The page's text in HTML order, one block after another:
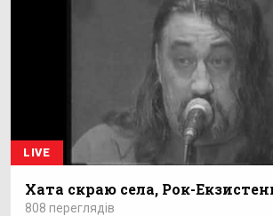
LIVE
Хата скраю села, Рок-
808 переглядів